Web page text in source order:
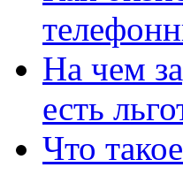
На чем
есть
Что